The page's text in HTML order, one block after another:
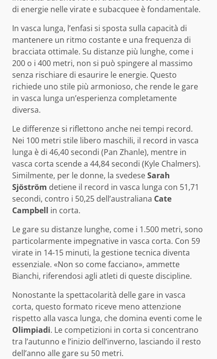
di energie nelle virate e subacquee è fondamentale.
In vasca lunga, l’enfasi si sposta sulla capacità di
mantenere un ritmo costante e una frequenza di
bracciata ottimale. Su distanze più lunghe, come i
200 o i 400 metri, non si può spingere al massimo
senza rischiare di esaurire le energie. Questo
richiede uno stile più armonioso, che rende le gare
in vasca lunga un’esperienza completamente
diversa.
Le differenze si riflettono anche nei tempi record.
Nei 100 metri stile libero maschili, il record in vasca
lunga è di 46,40 secondi (Pan Zhanle), mentre in
vasca corta scende a 44,84 secondi (Kyle Chalmers).
Similmente, per le donne, la svedeseSarah
Sjöström detiene il record in vasca lunga con 51,71
secondi, contro i 50,25 dell’australiana Cate
Campbell in corta.
Le gare su distanze lunghe, come i 1.500 metri, sono
particolarmente impegnative in vasca corta. Con 59
virate in 14-15 minuti, la gestione tecnica diventa
essenziale. «Non so come facciano», ammette
Bianchi, riferendosi agli atleti di queste discipline.
Nonostante la spettacolarità delle gare in vasca
corta, questo formato riceve meno attenzione
rispetto alla vasca lunga, che domina eventi come le
Olimpiadi. Le competizioni in corta si concentrano
tra l’autunno e l’inizio dell’inverno, lasciando il resto
dell’anno alle gare su 50 metri.